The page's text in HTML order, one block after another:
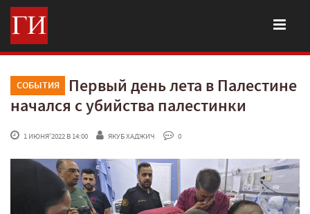
СОБЫТИЯ
Первый день лета в Палестине
начался с убийства палестинки
1 ИЮНЯ'2022 В 14:00 ЯКУБ ХАДЖИЧ 0